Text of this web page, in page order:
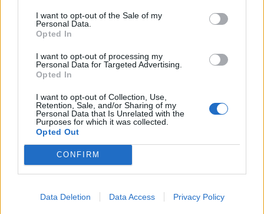
I want to opt-out of the Sale of my
Personal Data.
Opted In
I want to opt-out of processing my
Personal Data for Targeted Advertising.
Opted In
I want to opt-out of Collection, Use,
Retention, Sale, and/or Sharing of my
Personal Data that Is Unrelated with the
Purposes for which it was collected.
Opted Out
CONFIRM
Data Deletion Data Access Privacy Policy